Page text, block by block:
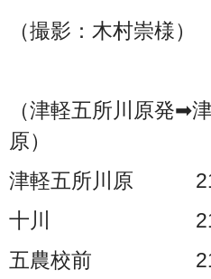
（撮影：木村崇様）
（津軽五所川原発➡
原）
津軽五所川原
十川 21
五農校前